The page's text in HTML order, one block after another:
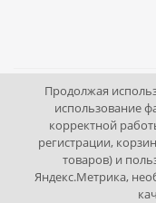
2009 - 2026 ©
195043, г. Санкт-
Продолжая
использование
корректной
регистрации,
товаров) и
Яндекс.Метрика,